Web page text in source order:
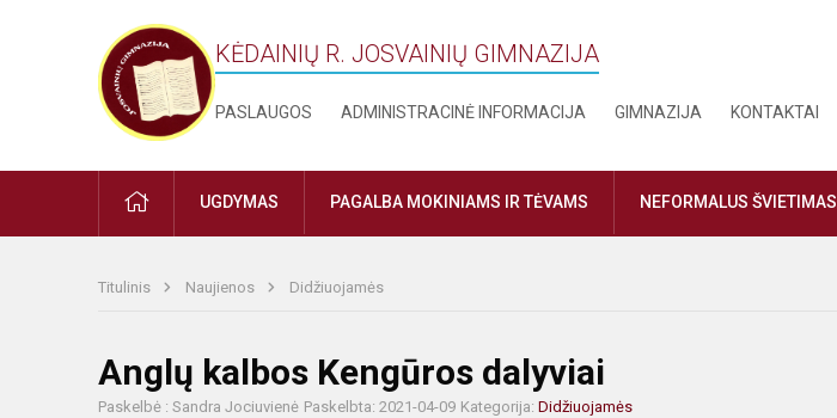
KĖDAINIŲ R. JOSVAINIŲ GIMNAZIJA
PASLAUGOS ADMINISTRACINĖ INFORMACIJA GIMNAZIJA KONTAKTAI
PRADŽIAUGDYMAS PAGALBA MOKINIAMS IR TĖVAMS NEFORMALUS ŠVIETIMAS
Titulinis Naujienos Didžiuojamės
Anglų kalbos Kengūros dalyviai
Paskelbė : Sandra Jociuvienė Paskelbta: 2021-04-09 Kategorija: Didžiuojamės